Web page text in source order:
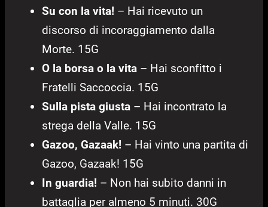
Su con la vita! – Hai ricevuto un
discorso di incoraggiamento dalla
Morte. 15G
O la borsa o la vita – Hai sconfitto i
Fratelli Saccoccia. 15G
Sulla pista giusta – Hai incontrato la
strega della Valle. 15G
Gazoo, Gazaak! – Hai vinto una partita di
Gazoo, Gazaak! 15G
In guardia! – Non hai subito danni in
battaglia per almeno 5 minuti. 30G